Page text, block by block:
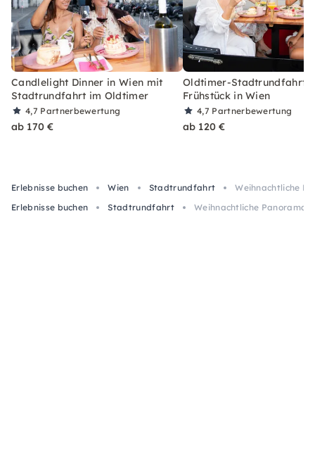
Candlelight Dinner in Wien mit
Stadtrundfahrt im Oldtimer
4,7 Partnerbewertung
ab 170 €
Oldtimer-Stadtrundfahrt
Frühstück in Wien
4,7 Partnerbewertung
ab 120 €
Erlebnisse buchen Wien Stadtrundfahrt
Weihnachtliche
Erlebnisse buchen
Stadtrundfahrt Weihnachtliche